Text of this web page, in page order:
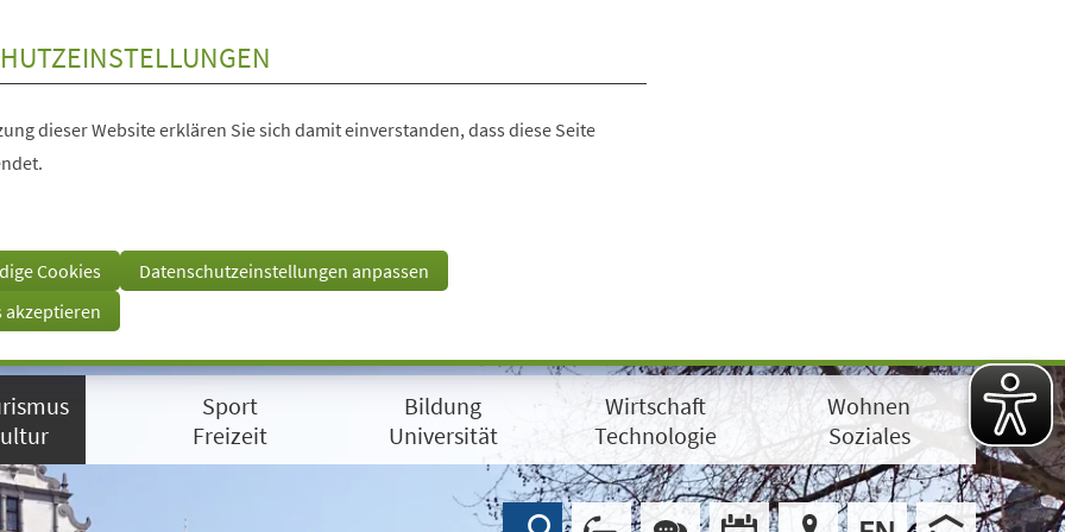
dieser Website erklären Sie sich damit einverstanden, dass diese Seite
Cookies
Datenschutzeinstellungen anpassen
akzeptieren
Sport
Freizeit
Bildung
Universität
Wirtschaft
Technologie
Wohnen
Soziales